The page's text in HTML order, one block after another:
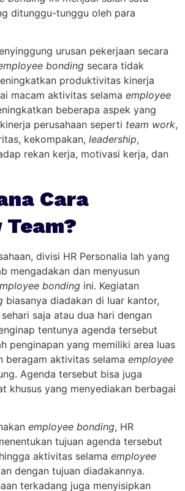
ditunggu-tunggu oleh para
urusan pekerjaan secara
bonding secara tidak
produktivitas kinerja
macam aktivitas selama employee
beberapa aspek yang
perusahaan seperti team work,
kekompakan, leadership,
rekan kerja, motivasi kerja, dan
Cara
Team?
divisi HR Personalia lah yang
mengadakan dan menyusun
bonding ini. Kegiatan
biasanya diadakan di luar kantor,
saja atau dua hari dengan
tentunya agenda tersebut
penginapan yang memiliki area luas
beragam aktivitas selama employee
Agenda tersebut bisa juga
khusus yang menyediakan berbagai
employee bonding, HR
tujuan agenda tersebut
aktivitas selama employee
dengan tujuan diadakannya.
terkadang juga menyisipkan